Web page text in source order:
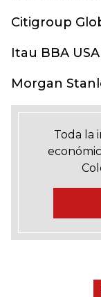
Citigroup
Itau BBA
Morgan
Toda la